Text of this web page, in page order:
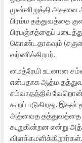
முன்னிறுத்தி அதனை
பிரம்ம தத்துவத்தை
பிரபஞ்சத்தைப்
கொண்டதாகவும்
வர்ணிக்கிறார்.
மைத்ரேயி உடனான
என்பதாக ஆத்ம
சம்வாதத்தில்
கூறப் படுகிறது.
அத்வைத தத்துவத்தை
கூறுகின்றன என்று
விளக்கமளிக்கிறார்கள்.